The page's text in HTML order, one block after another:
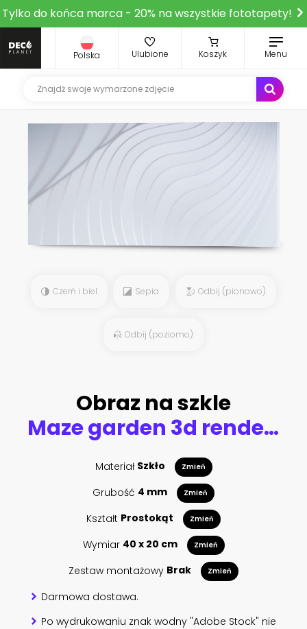
Tylko do końca marca - 20% na wszystkie fototapety!
Polska Ulubione Koszyk Menu
Czerń i biel Sepia Odbij (pionowo)
Odbij (poziomo)
Obraz na szkle
Maze garden 3d render illustration. Chess, golden flamingo, trees with red flowers and clouds in the sky. Alice in wonderland theme.
Materiał Szkło Zmień
Grubość 4 mm Zmień
Kształt Prostokąt Zmień
Wymiar 40 x 20 cm Zmień
Zestaw montażowy Brak Zmień
Darmowa dostawa.
Po wydrukowaniu znak wodny "Adobe Stock" nie